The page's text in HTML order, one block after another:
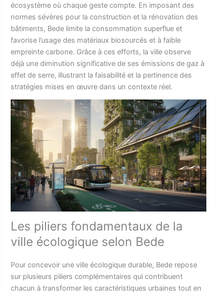
écosystème où chaque geste compte. En imposant des
normes sévères pour la construction et la rénovation des
bâtiments, Bede limite la consommation superflue et
favorise l’usage des matériaux biosourcés et à faible
empreinte carbone. Grâce à ces efforts, la ville observe
déjà une diminution significative de ses émissions de gaz à
effet de serre, illustrant la faisabilité et la pertinence des
stratégies mises en œuvre dans un contexte réel.
Les piliers fondamentaux de la
ville écologique selon Bede
Pour concevoir une ville écologique durable, Bede repose
sur plusieurs piliers complémentaires qui contribuent
chacun à transformer les caractéristiques urbaines tout en